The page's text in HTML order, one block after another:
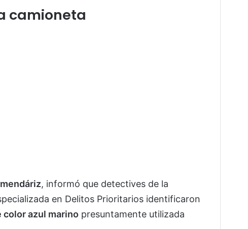
camioneta
, informó que detectives de la
en Delitos Prioritarios identificaron
color azul marino presuntamente utilizada